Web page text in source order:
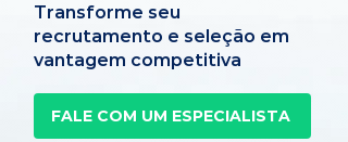
Transforme seu
recrutamento e seleção em
vantagem competitiva
FALE COM UM ESPECIALISTA